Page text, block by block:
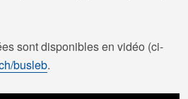
sont disponibles en vidéo (ci-
busleb.